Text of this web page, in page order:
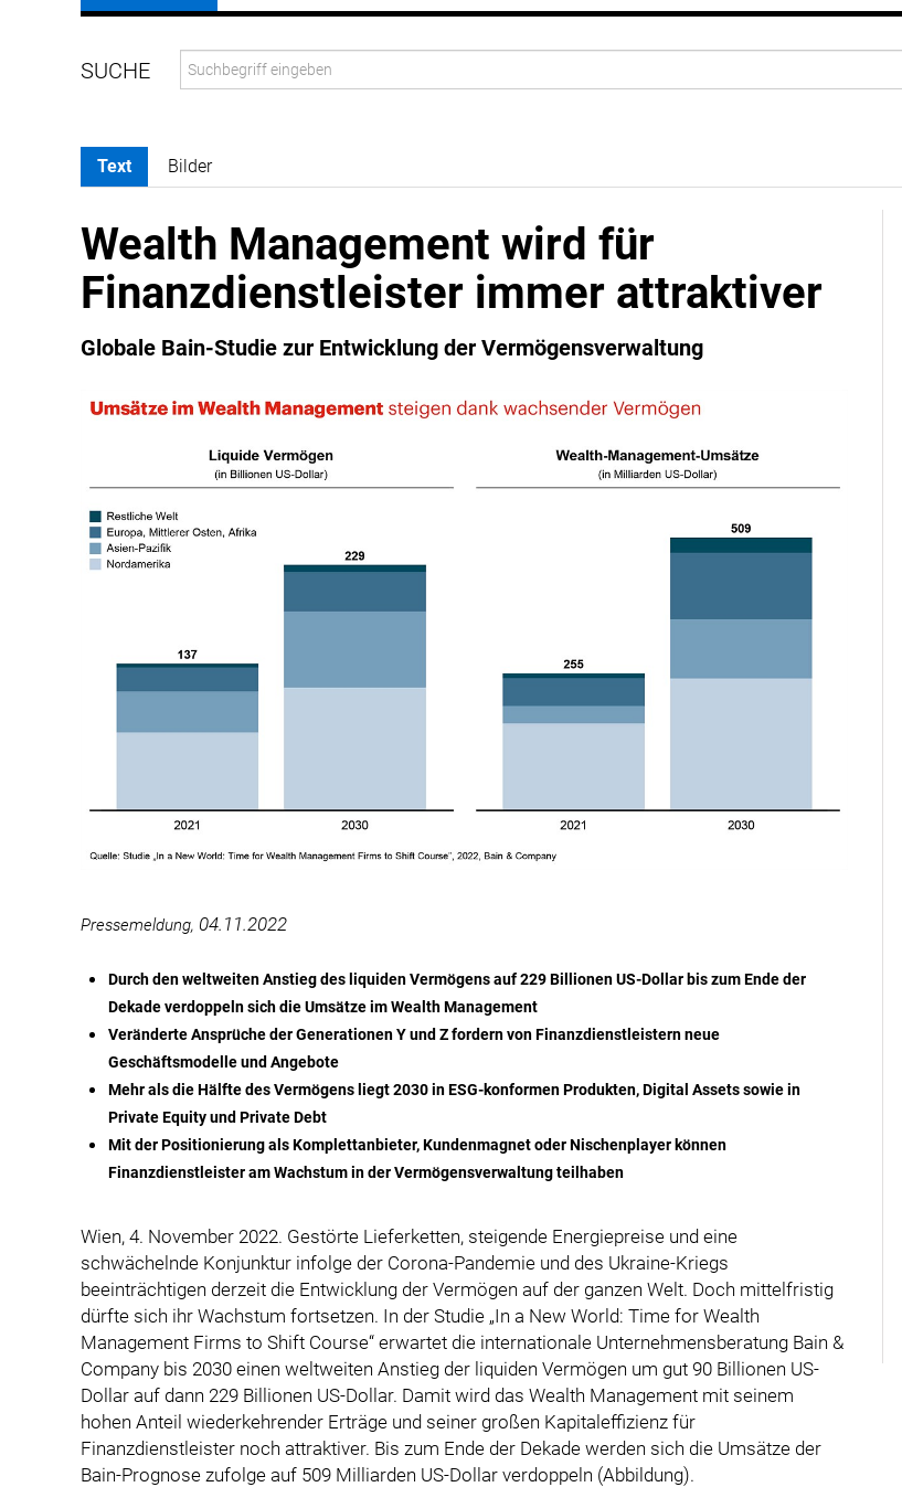
Text Bilder
Wealth Management wird für
Finanzdienstleister immer attraktiver
Globale Bain-Studie zur Entwicklung der Vermögensverwaltung
Pressemeldung, 04.11.2022
Durch den weltweiten Anstieg des liquiden Vermögens auf 229 Billionen US-Dollar bis zum Ende der
Dekade verdoppeln sich die Umsätze im Wealth Management
Veränderte Ansprüche der Generationen Y und Z fordern von Finanzdienstleistern neue
Geschäftsmodelle und Angebote
Mehr als die Hälfte des Vermögens liegt 2030 in ESG-konformen Produkten, Digital Assets sowie in
Private Equity und Private Debt
Mit der Positionierung als Komplettanbieter, Kundenmagnet oder Nischenplayer können
Finanzdienstleister am Wachstum in der Vermögensverwaltung teilhaben
Wien, 4. November 2022. Gestörte Lieferketten, steigende Energiepreise und eine
schwächelnde Konjunktur infolge der Corona-Pandemie und des Ukraine-Kriegs
beeinträchtigen derzeit die Entwicklung der Vermögen auf der ganzen Welt. Doch mittelfristig
dürfte sich ihr Wachstum fortsetzen. In der Studie „In a New World: Time for Wealth
Management Firms to Shift Course“ erwartet die internationale Unternehmensberatung Bain &
Company bis 2030 einen weltweiten Anstieg der liquiden Vermögen um gut 90 Billionen US-
Dollar auf dann 229 Billionen US-Dollar. Damit wird das Wealth Management mit seinem
hohen Anteil wiederkehrender Erträge und seiner großen Kapitaleffizienz für
Finanzdienstleister noch attraktiver. Bis zum Ende der Dekade werden sich die Umsätze der
Bain-Prognose zufolge auf 509 Milliarden US-Dollar verdoppeln (Abbildung).